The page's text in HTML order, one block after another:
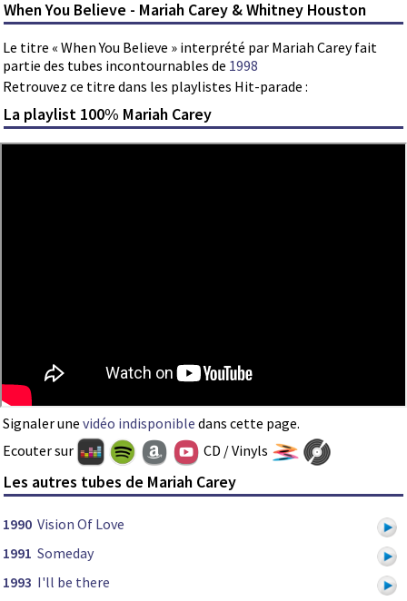
When You Believe - Mariah Carey & Whitney Houston
Le titre « When You Believe » interprété par Mariah Carey fait
partie des tubes incontournables de 1998
Retrouvez ce titre dans les playlistes Hit-parade :
La playlist 100% Mariah Carey
Signaler une vidéo indisponible dans cette page.
Ecouter sur
CD / Vinyls
Les autres tubes de Mariah Carey
1990 Vision Of Love
1991 Someday
1993 I'll be there